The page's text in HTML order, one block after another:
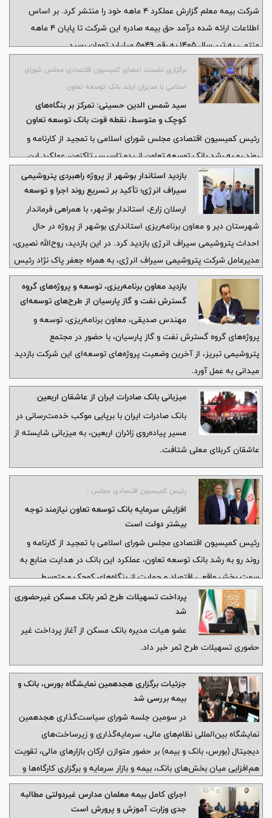
شرکت بیمه معلم گزارش عملکرد 4 ماهه خود را منتشر کرد. بر اساس
اطلاعات ارائه شده درآمد حق بیمه صادره این شرکت تا پایان 4 ماهه
منتهی به تیر سال 1405 به رقم 5049 میلیارد تومان رسید.
برگزاری نشست اعضای کمیسیون اقتصادی مجلس شورای
اسلامی با مدیران ارشد بانک توسعه تعاون
سید شمس الدین حسینی: تمرکز بر بنگاه‌های
کوچک و متوسط، نقطه قوت بانک توسعه تعاون
است
رئیس کمیسیون اقتصادی مجلس شورای اسلامی با تمجید از کارنامه و
روند رو به رشد بانک توسعه تعاون از بدو تاسیس تاکنون، عملکرد این
بانک در هدایت منابع به سمت بخش واقعی اقتصاد و حمایت از بنگاه‌های
کوچک و متوسط (SMEها) را شایسته تقدیر دانست و خواستار حمایت
ویژه دولت و بانک مرکزی برای افزایش سرمایه این بانک شد.
بازدید استاندار بوشهر از پروژه راهبردی پتروشیمی
سیراف انرژی؛ تأکید بر تسریع روند اجرا و توسعه
سرمایه‌گذاری
ارسلان زارع، استاندار بوشهر، با همراهی فرماندار
شهرستان دیر و معاون برنامه‌ریزی استانداری بوشهر از پروژه در حال
احداث پتروشیمی سیراف انرژی بازدید کرد. در این بازدید، روح‌الله نصیری،
مدیرعامل شرکت پتروشیمی سیراف انرژی، به همراه جعفر پاک نژاد رئیس
هیئت‌مدیره و جمعی از مدیران شرکت، ضمن استقبال از استاندار و
هیئت همراه، گزارشی از آخرین وضعیت پروژه، میزان پیشرفت عملیات
اجرایی، برنامه‌های پیش‌رو و اقدامات انجام‌شده برای تسریع در روند اجرای
طرح ارائه کردند.
بازدید معاون برنامه‌ریزی، توسعه و پروژه‌های گروه
گسترش نفت و گاز پارسیان از طرح‌های توسعه‌ای
پتروشیمی تبریز
مهندس صدیقی، معاون برنامه‌ریزی، توسعه و
پروژه‌های گروه گسترش نفت و گاز پارسیان، با حضور در مجتمع
پتروشیمی تبریز، از آخرین وضعیت پروژه‌های توسعه‌ای این شرکت بازدید
میدانی به عمل آورد.
میزبانی بانک صادرات ایران از عاشقان اربعین
بانک صادرات ایران با برپایی موکب خدمت‌رسانی در
مسیر پیاده‌روی زائران اربعین، به میزبانی شایسته از
عاشقان کربلای معلی شتافت.
رئیس کمیسیون اقتصادی مجلس :
افزایش سرمایه بانک توسعه تعاون نیازمند توجه
بیشتر دولت است
رئیس کمیسیون اقتصادی مجلس شورای اسلامی با تمجید از کارنامه و
روند رو به رشد بانک توسعه تعاون، عملکرد این بانک در هدایت منابع به
سمت بخش واقعی اقتصاد و حمایت از بنگاه‌های کوچک و متوسط
(SMEs) را شایسته تقدیر دانست و خواستار حمایت ویژه دولت و بانک
مرکزی برای افزایش سرمایه این بانک شد.
پرداخت تسهیلات طرح ثمر بانک مسکن غیرحضوری
شد
عضو هیات مدیره بانک مسکن از آغاز پرداخت غیر
حضوری تسهیلات طرح ثمر خبر داد.
جزئیات برگزاری هجدهمین نمایشگاه بورس، بانک و
بیمه بررسی شد
در سومین جلسه شورای سیاست‌گذاری هجدهمین
نمایشگاه بین‌المللی نظام‌های مالی، سرمایه‌گذاری و زیرساخت‌های
دیجیتال (بورس، بانک و بیمه) بر حضور متوازن ارکان بازارهای مالی، تقویت
هم‌افزایی میان بخش‌های بانک، بیمه و بازار سرمایه و برگزاری کارگاه‌ها و
پنل‌های تخصصی مشترک تأکید شد.
اجرای کامل بیمه معلمان مدارس غیردولتی مطالبه
جدی وزارت آموزش و پرورش است